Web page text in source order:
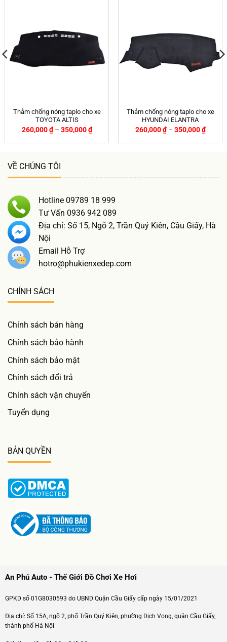
Thảm chống nóng taplo cho xe
TOYOTA ALTIS
260,000₫ – 350,000₫
Thảm chống nóng taplo cho xe
HYUNDAI ELANTRA
260,000₫ – 350,000₫
VỀ CHÚNG TÔI
Hotline 09789 18 999
Tư Vấn 0936 942 089
Địa chỉ: Số 15, Ngõ 2, Trần Quý Kiên, Cầu Giấy, Hà
Nội
Email Hỗ Trợ
hotro@phukienxedep.com
CHÍNH SÁCH
Chính sách bán hàng
Chính sách bảo hành
Chính sách bảo mật
Chính sách đổi trả
Chính sách vận chuyển
Tuyển dụng
BẢN QUYỀN
An Phú Auto - Thế Giới Đồ Chơi Xe Hơi
GPKD số 01G8030593 do UBND Quận Cầu Giấy cấp ngày 15/01/2021
Địa chỉ: Số 15A, ngõ 2, phố Trần Quý Kiên, phường Dịch Vọng, quận Cầu Giấy,
thành phố Hà Nội